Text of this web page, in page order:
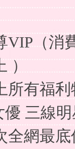
VIP（消
）
所有福
三線
全網最